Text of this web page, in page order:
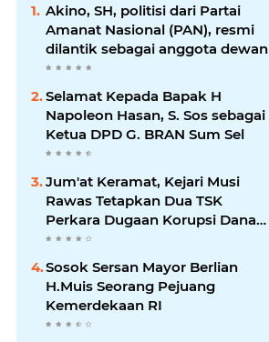
Akino, SH, politisi dari Partai
Amanat Nasional (PAN), resmi
dilantik sebagai anggota dewan
Selamat Kepada Bapak H
Napoleon Hasan, S. Sos sebagai
Ketua DPD G. BRAN Sum Sel
Jum'at Keramat, Kejari Musi
Rawas Tetapkan Dua TSK
Perkara Dugaan Korupsi Dana
Peremajaan PSR
Sosok Sersan Mayor Berlian
H.Muis Seorang Pejuang
Kemerdekaan RI